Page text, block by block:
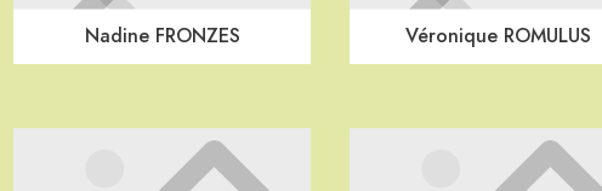
Nadine FRONZES Véronique ROMULUS